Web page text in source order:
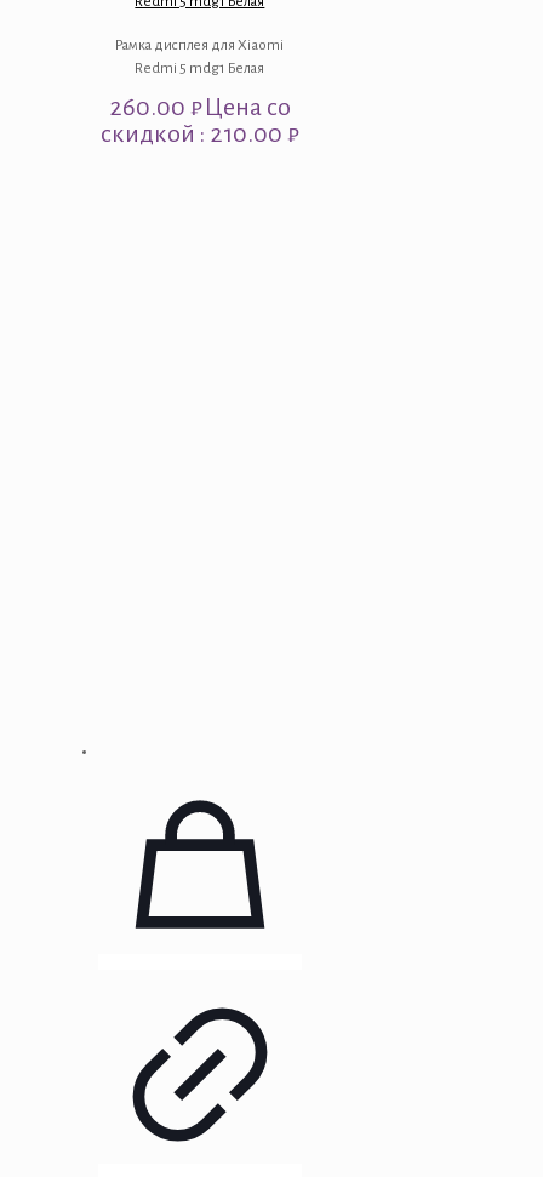
Рамка дисплея для Xiaomi
Redmi 5 mdg1 Белая
260.00 ₽Цена со
скидкой : 210.00 ₽